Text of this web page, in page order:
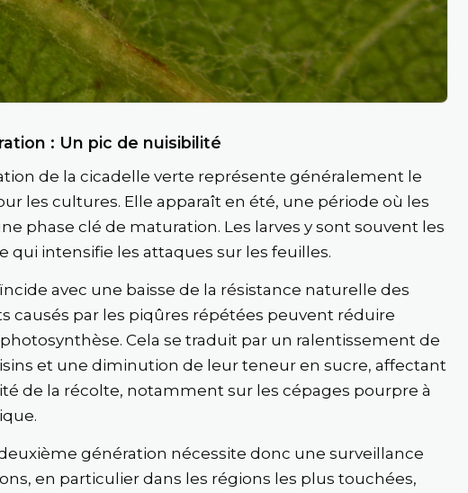
: Un pic de nuisibilité
de la cicadelle verte représente généralement le
les cultures. Elle apparaît en été, une période où les
phase clé de maturation. Les larves y sont souvent les
qui intensifie les attaques sur les feuilles.
avec une baisse de la résistance naturelle des
causés par les piqûres répétées peuvent réduire
Cela se traduit par un ralentissement de
et une diminution de leur teneur en sucre, affectant
de la récolte, notamment sur les cépages pourpre à
génération nécessite donc une surveillance
en particulier dans les régions les plus touchées,